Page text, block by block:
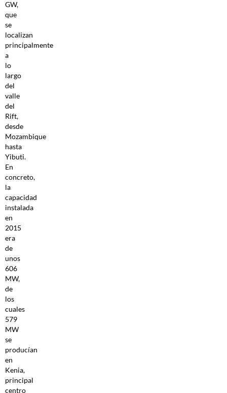
GW,
que
se
localizan
principalmente
a
lo
largo
del
valle
del
Rift,
desde
Mozambique
hasta
Yibuti.
En
concreto,
la
capacidad
instalada
en
2015
era
de
unos
606
MW,
de
los
cuales
579
MW
se
producían
en
Kenia,
principal
centro